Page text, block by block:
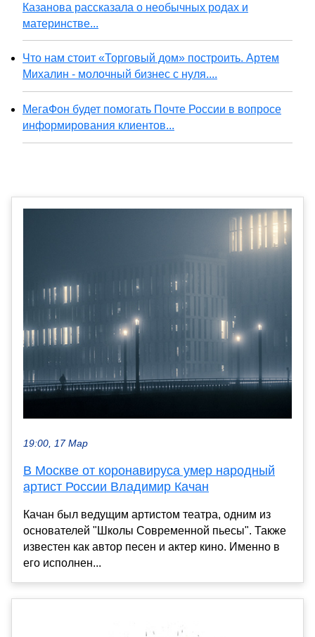
Казанова рассказала о необычных родах и
материнстве...
Что нам стоит «Торговый дом» построить. Артем
Михалин - молочный бизнес с нуля....
МегаФон будет помогать Почте России в вопросе
информирования клиентов...
19:00, 17 Мар
В Москве от коронавируса умер народный
артист России Владимир Качан
Качан был ведущим артистом театра, одним из
основателей "Школы Современной пьесы". Также
известен как автор песен и актер кино. Именно в
его исполнен...